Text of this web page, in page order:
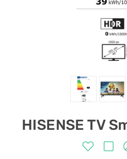
HISENSE TV